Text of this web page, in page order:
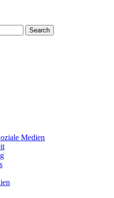
Search
Medien